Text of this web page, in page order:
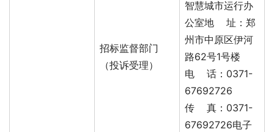
招标监督部门
（投诉受理）
智慧城市运行办
公室地 址：郑
州市中原区伊河
路62号1号楼
电 话：0371-
67692726
传 真：0371-
67692726电子